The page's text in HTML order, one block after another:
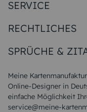
Meine
Online-Designer in
einfache Möglichkeit
service@meine-
SERVICE
Papiersorten
Unsere Produktion
Magazin
FAQ
RECHTLICHES
Widerrufsbelehrung
SPRÜCHE &
Liebeskummer Sprüche
Sommer Sprüche
Muttertagssprüche
Sprüche zur Hochzeit